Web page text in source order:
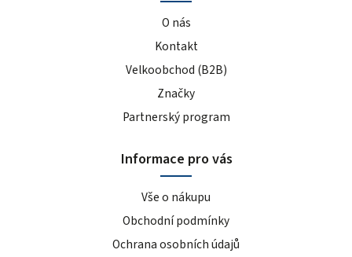
O nás
Kontakt
Velkoobchod (B2B)
Značky
Partnerský program
Informace pro vás
Vše o nákupu
Obchodní podmínky
Ochrana osobních údajů